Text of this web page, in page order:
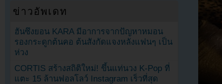
ข่าวอัพเดท
ฮันซึงยอน KARA มีอาการจากปัญหาหมอน
รองกระดูกต้นคอ ต้นสังกัดแจงหลังแฟนๆ เป็น
ห่วง
CORTIS สร้างสถิติใหม่! ขึ้นแท่นวง K-Pop ที่
แตะ 15 ล้านฟอลโลว์ Instagram เร็วที่สุด